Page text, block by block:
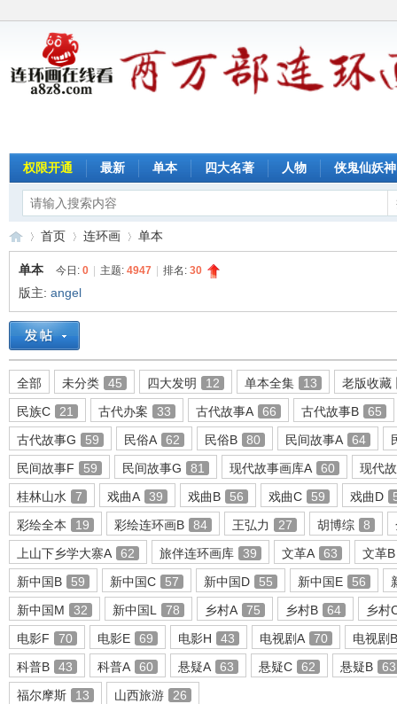
权限开通 最新 单本 四大名著 人物 侠鬼仙妖神
连
环
画
»
首页
›
连环画
›
单本
单本 今日: 0 主题: 4947 排名: 30
版主: angel
全部 未分类 45 四大发明 12 单本全集 13
老版收藏
民族C
21 古代办案 33 古代故事A 66 古代故事B
65
古代故事G
59 民俗A 62 民俗B 80 民间故事A 64
民间故事F
59 民间故事G 81 现代故事画库A 60
现代
桂林山水
7 戏曲A 39 戏曲B 56 戏曲C 59 戏曲D
彩绘全本
19 彩绘连环画B 84 王弘力 27 胡博综 8
上山下乡学大寨A
62 旅伴连环画库 39 文革A 63
文革B
新中国B
59 新中国C 57 新中国D 55 新中国E 56
新中国M
32 新中国L 78 乡村A 75 乡村B 64
乡村
电影F
70 电影E 69 电影H 43 电视剧A 70
电视剧B
科普B
43 科普A 60 悬疑A 63 悬疑C 62 悬疑B
63
福尔摩斯
13 山西旅游 26